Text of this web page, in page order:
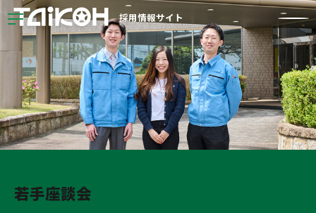
採用情報サイト
会社・仕事を知る
1分で知る大興運輸
事業フロー
自動車部品物流のお仕事が初めての方へ
事務職（総合職・一般職）
乗務職（トラックドライバー）
業務職（倉庫作業員）
人を知る
若手座談会